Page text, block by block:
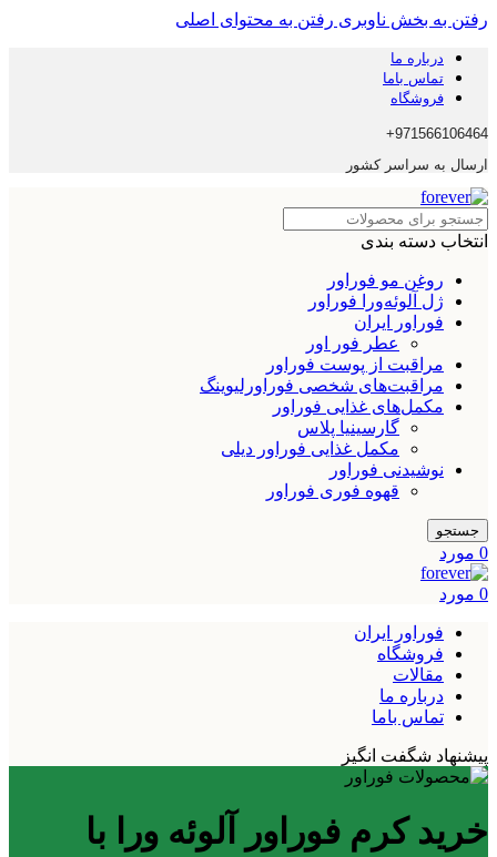
رفتن به بخش ناوبری رفتن به محتوای اصلی
درباره ما
تماس باما
فروشگاه
971566106464+
ارسال به سراسر کشور
انتخاب دسته بندی
روغن مو فوراور
ژل آلوئه‌ورا فوراور
فوراور ایران
عطر فور اور
مراقبت از پوست فوراور
مراقبت‌های شخصی فوراورلیوینگ
مکمل‌های غذایی فوراور
گارسینیا پلاس
مکمل غذایی فوراور دیلی
نوشیدنی فوراور
قهوه فوری فوراور
جستجو
0 مورد
0 مورد
فوراور ایران
فروشگاه
مقالات
درباره ما
تماس باما
پیشنهاد شگفت انگیز
خرید کرم فوراور آلوئه ورا با